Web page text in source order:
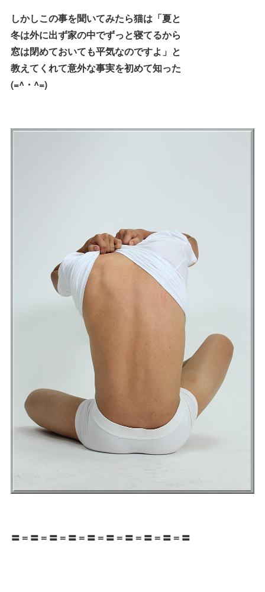
しかしこの事を聞いてみたら猫は「夏と
冬は外に出ず家の中でずっと寝てるから
窓は閉めておいても平気なのですよ」と
教えてくれて意外な事実を初めて知った
(=^・^=)
〓＝〓＝〓＝〓＝〓＝〓＝〓＝〓＝〓＝〓